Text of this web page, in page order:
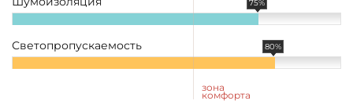
зона
комфорта
75%
Светопропускаемость 80%